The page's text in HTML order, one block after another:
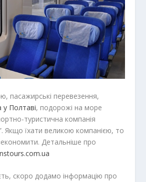
пасажирські перевезення,
Полтаві, подорожі на море
туристична компанія
Якщо їхати великою компанією, то
Детальніше про
скоро додамо інформацію про